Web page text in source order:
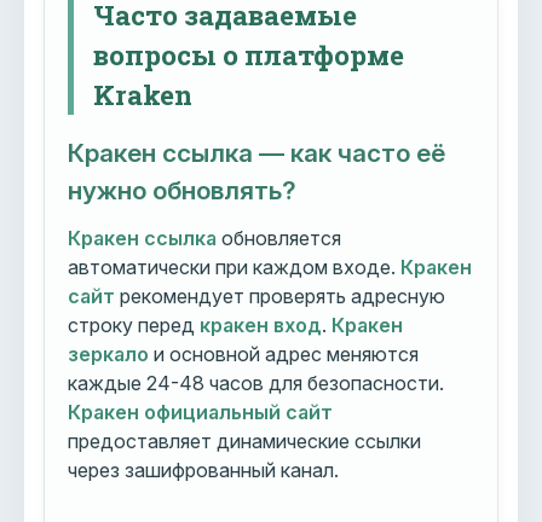
Часто задаваемые
вопросы о платформе
Kraken
Кракен ссылка — как часто её
нужно обновлять?
Кракен ссылка обновляется
автоматически при каждом входе. Кракен
сайт рекомендует проверять адресную
строку перед кракен вход. Кракен
зеркало и основной адрес меняются
каждые 24-48 часов для безопасности.
Кракен официальный сайт
предоставляет динамические ссылки
через зашифрованный канал.